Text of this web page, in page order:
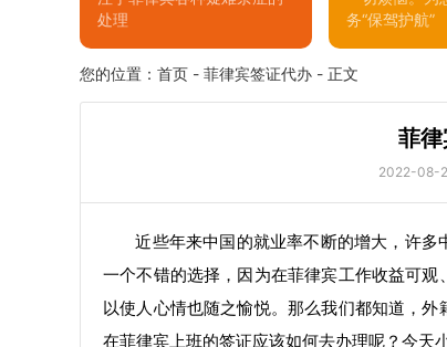
处理
务“保驾护航”
您的位置： 首页 - 菲律宾签证代办 - 正文
菲
2022-08-
近些年来中国的就业率不断的增大，许
一个不错的选择，因为在菲律宾工作收益可
以使人心情也随之愉悦。那么我们都知道，
在菲律宾上班的签证应该如何去办理呢？今天